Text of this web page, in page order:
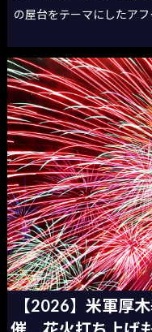
の屋台をテーマにしたア
【2026】米軍厚